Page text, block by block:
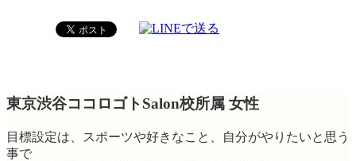
東京渋谷ココロゴトSalon校所属 女性
目標設定は、スポーツや好きなこと、自分がやりたいと思う
事で